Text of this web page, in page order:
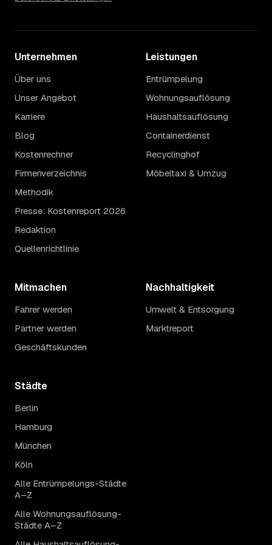
Unternehmen
Über uns
Unser Angebot
Karriere
Blog
Kostenrechner
Firmenverzeichnis
Methodik
Presse: Kostenreport 2026
Redaktion
Quellenrichtlinie
Leistungen
Entrümpelung
Wohnungsauflösung
Haushaltsauflösung
Containerdienst
Recyclinghof
Möbeltaxi & Umzug
Mitmachen
Fahrer werden
Partner werden
Geschäftskunden
Nachhaltigkeit
Umwelt & Entsorgung
Marktreport
Städte
Berlin
Hamburg
München
Köln
Alle Entrümpelungs-Städte
A–Z
Alle Wohnungsauflösung-
Städte A–Z